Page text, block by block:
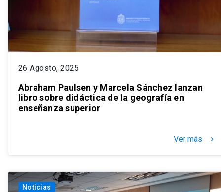
26 Agosto, 2025
Abraham Paulsen y Marcela Sánchez lanzan
libro sobre didáctica de la geografía en
enseñanza superior
Ver más keyboard_arrow_right
Noticias